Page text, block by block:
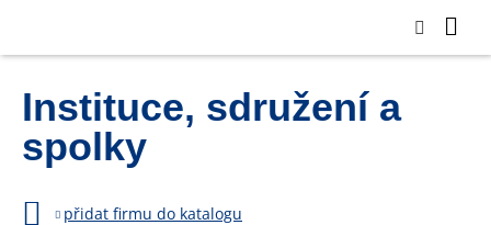
Instituce, sdružení a
spolky
přidat firmu do katalogu